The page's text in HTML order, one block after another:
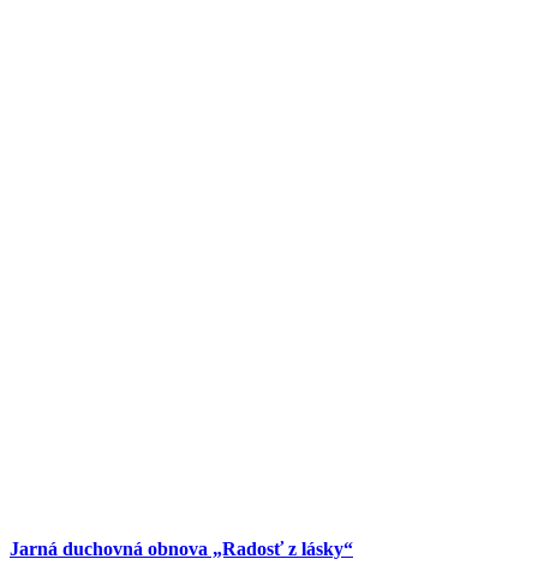
Jarná duchovná obnova „Radosť z lásky“